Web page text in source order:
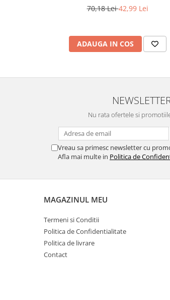
70,18 Lei42,99 Lei
ADAUGA IN COS
Nu rata ofertele si
Vreau sa primesc newsletter cu
Afla mai multe in Politica de
MAGAZINUL MEU
Termeni si Conditii
Politica de Confidentialitate
Politica de livrare
Contact